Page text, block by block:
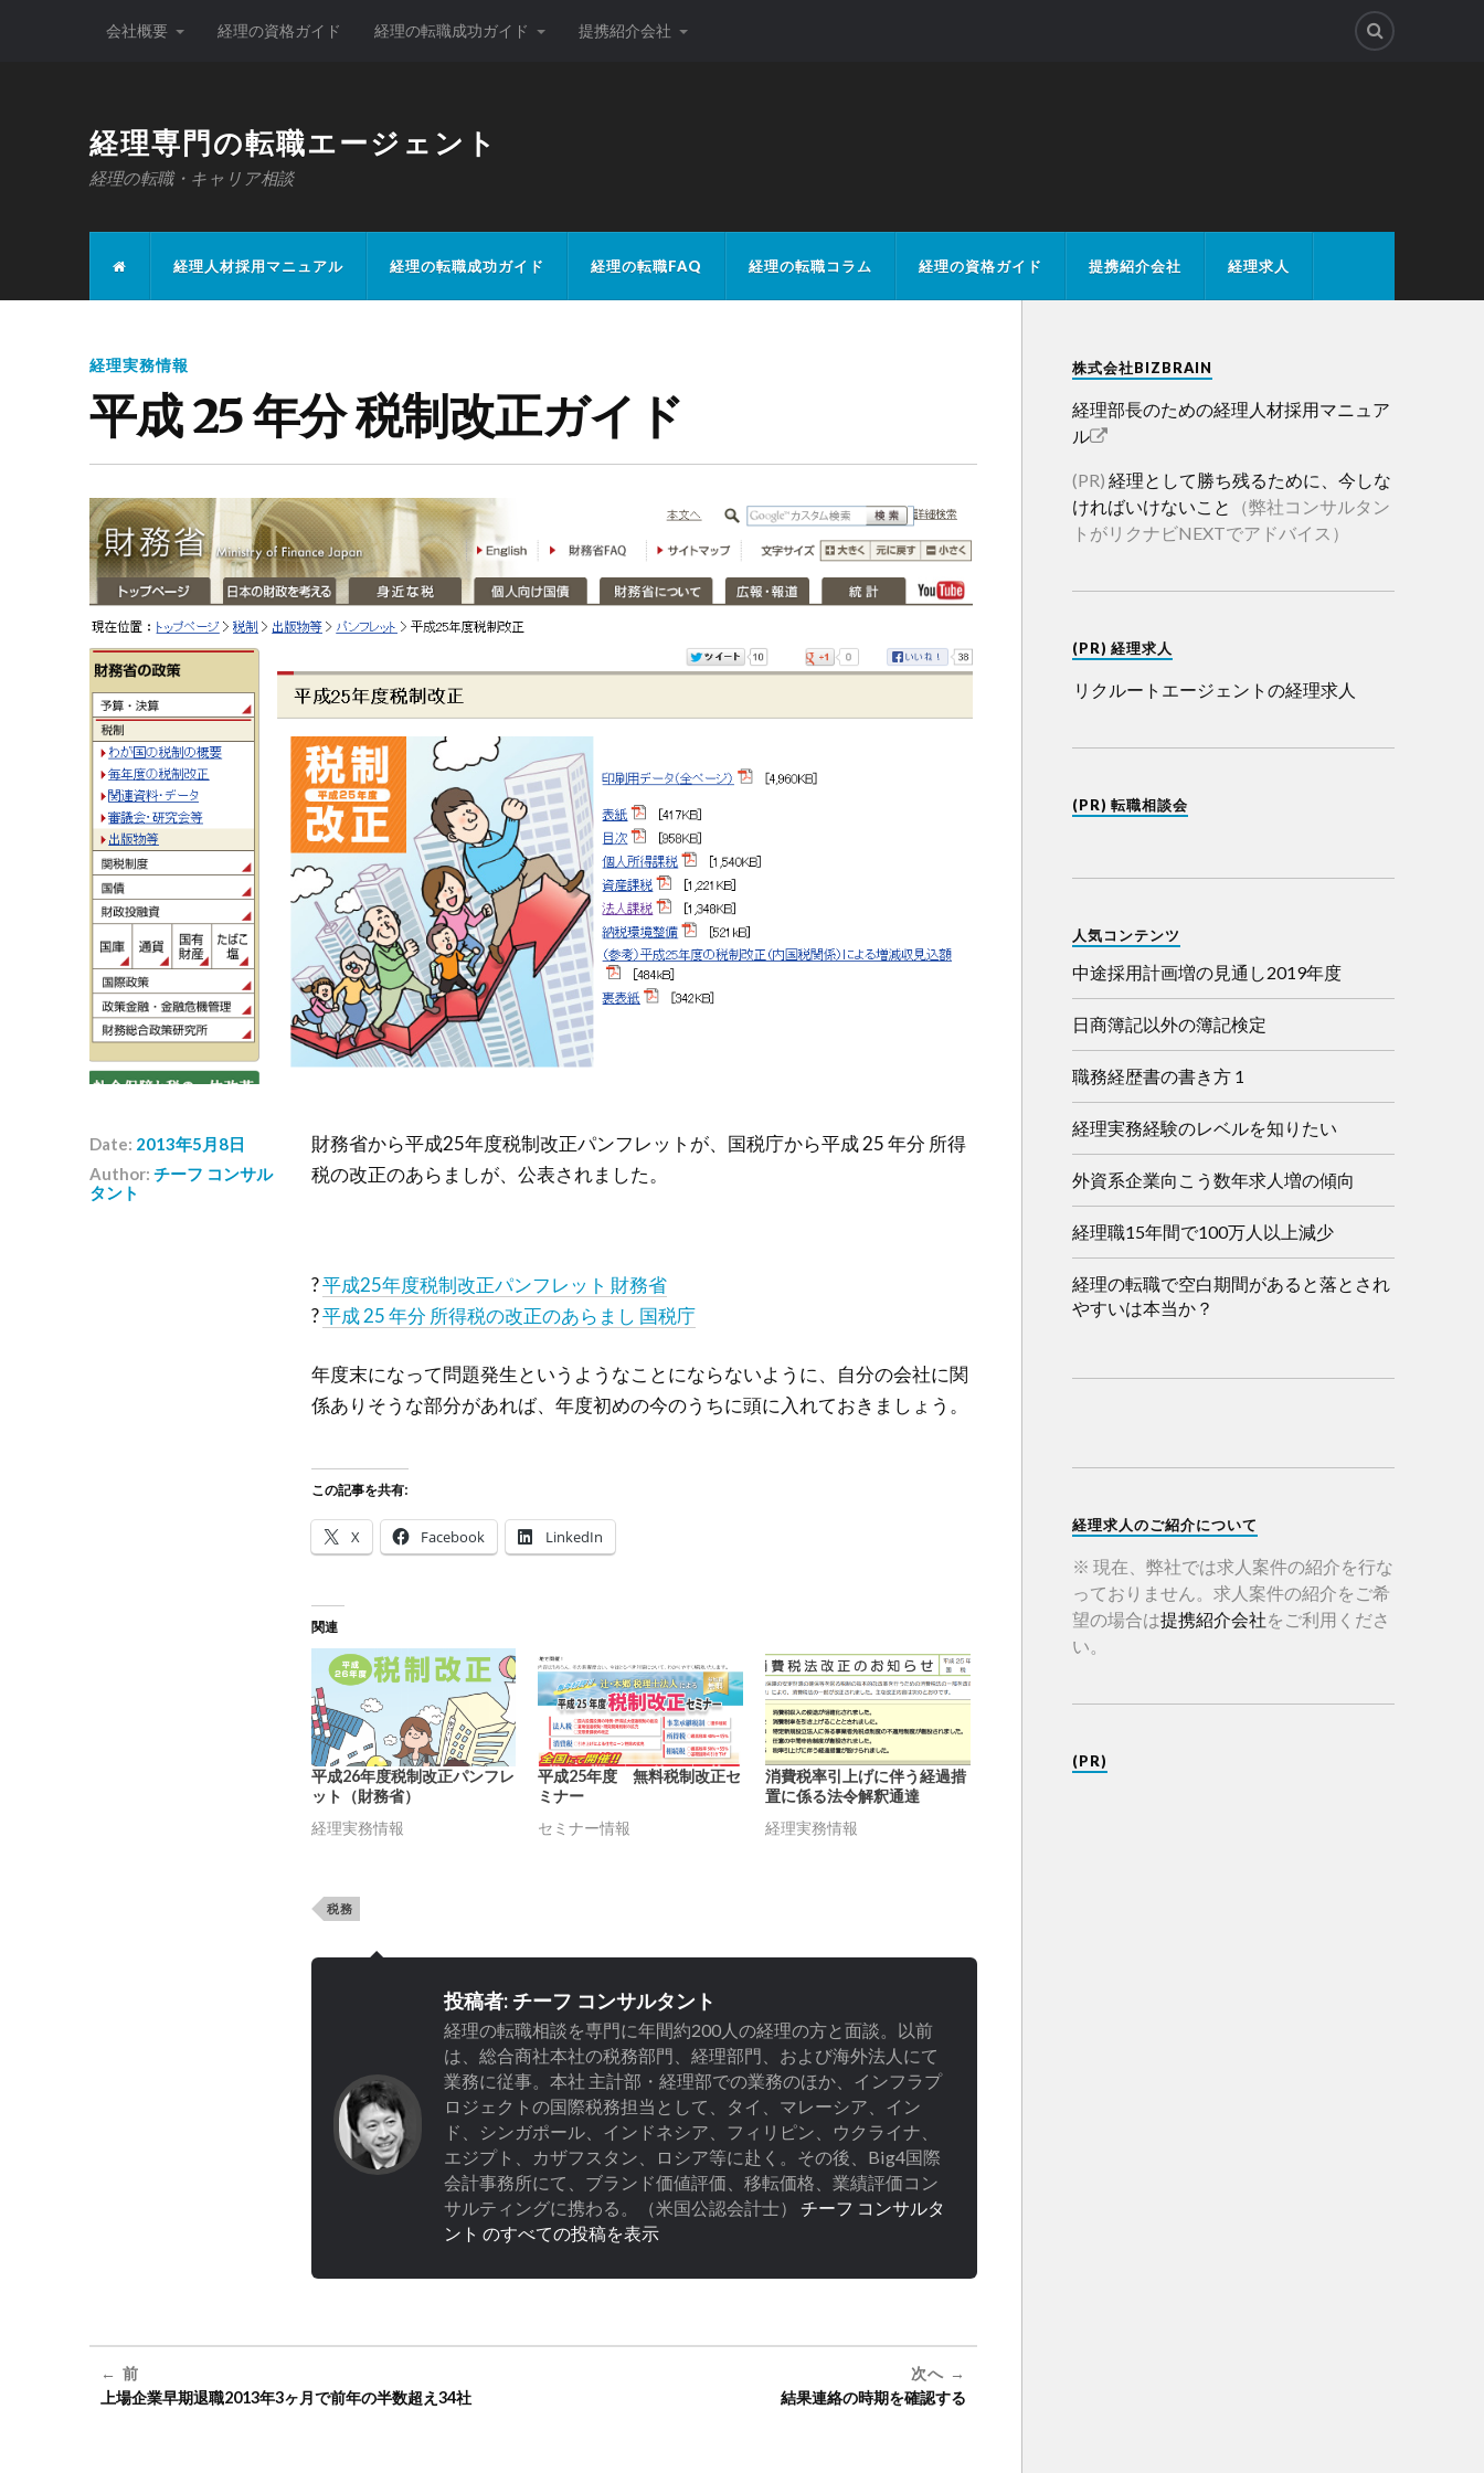
会社概要 経理の資格ガイド 経理の転職成功ガイド 提携紹介会社
経理専門の転職エージェント
経理の転職・キャリア相談
経理人材採用マニュアル 経理の転職成功ガイド 経理の転職FAQ 経理の転職コラム 経理の資格ガイド 提携紹介会社 経理求人
経理実務情報
平成 25 年分 税制改正ガイド
Date: 2013年5月8日
Author: チーフ コンサル
タント
財務省から平成25年度税制改正パンフレットが、国税庁から平成 25 年分 所得
税の改正のあらましが、公表されました。
?平成25年度税制改正パンフレット 財務省
?平成 25 年分 所得税の改正のあらまし 国税庁
年度末になって問題発生というようなことにならないように、自分の会社に関
係ありそうな部分があれば、年度初めの今のうちに頭に入れておきましょう。
この記事を共有:
X Facebook LinkedIn
関連
平成26年度税制改正パンフレ
ット（財務省）
経理実務情報
平成25年度 無料税制改正セ
ミナー
セミナー情報
消費税率引上げに伴う経過措
置に係る法令解釈通達
経理実務情報
税務
投稿者: チーフ コンサルタント
経理の転職相談を専門に年間約200人の経理の方と面談。以前
は、総合商社本社の税務部門、経理部門、および海外法人にて
業務に従事。本社 主計部・経理部での業務のほか、インフラプ
ロジェクトの国際税務担当として、タイ、マレーシア、イン
ド、シンガポール、インドネシア、フィリピン、ウクライナ、
エジプト、カザフスタン、ロシア等に赴く。その後、Big4国際
会計事務所にて、ブランド価値評価、移転価格、業績評価コン
サルティングに携わる。（米国公認会計士） チーフ コンサルタ
ント のすべての投稿を表示
前
上場企業早期退職2013年3ヶ月で前年の半数超え34社
次へ
結果連絡の時期を確認する
株式会社BIZBRAIN
経理部長のための経理人材採用マニュア
ル
(PR) 経理として勝ち残るために、今しな
ければいけないこと
（弊社コンサルタン
トがリクナビNEXTでアドバイス）
(PR) 経理求人
リクルートエージェントの経理求人
(PR) 転職相談会
人気コンテンツ
中途採用計画増の見通し2019年度
日商簿記以外の簿記検定
職務経歴書の書き方 1
経理実務経験のレベルを知りたい
外資系企業向こう数年求人増の傾向
経理職15年間で100万人以上減少
経理の転職で空白期間があると落とされ
やすいは本当か？
経理求人のご紹介について
※ 現在、弊社では求人案件の紹介を行な
っておりません。求人案件の紹介をご希
望の場合は提携紹介会社をご利用くださ
い。
(PR)